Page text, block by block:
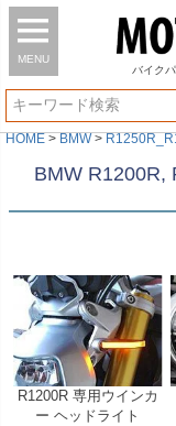
MENU
バイク
HOME BMW
BMW R1200R,
R1200R 専用ウインカ
ー ヘッドライト